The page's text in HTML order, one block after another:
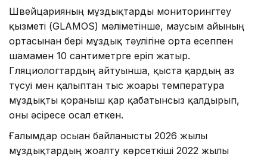
Швейцарияның мұздықтарды мониторингтеу
қызметі (GLAMOS) мәліметінше, маусым айының
ортасынан бері мұздық тәулігіне орта есеппен
шамамен 10 сантиметрге еріп жатыр.
Гляциологтардың айтуынша, қыста қардың аз
түсуі мен қалыптан тыс жоғары температура
мұздықты қорғаныш қар қабатынсыз қалдырып,
оны әсіресе осал еткен.
Ғалымдар осыған байланысты 2026 жылы
мұздықтардың жоғалту көрсеткіші 2022 жылғы